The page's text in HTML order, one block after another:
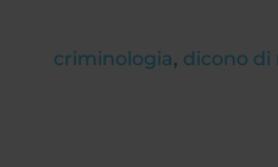
criminologia, dicono di